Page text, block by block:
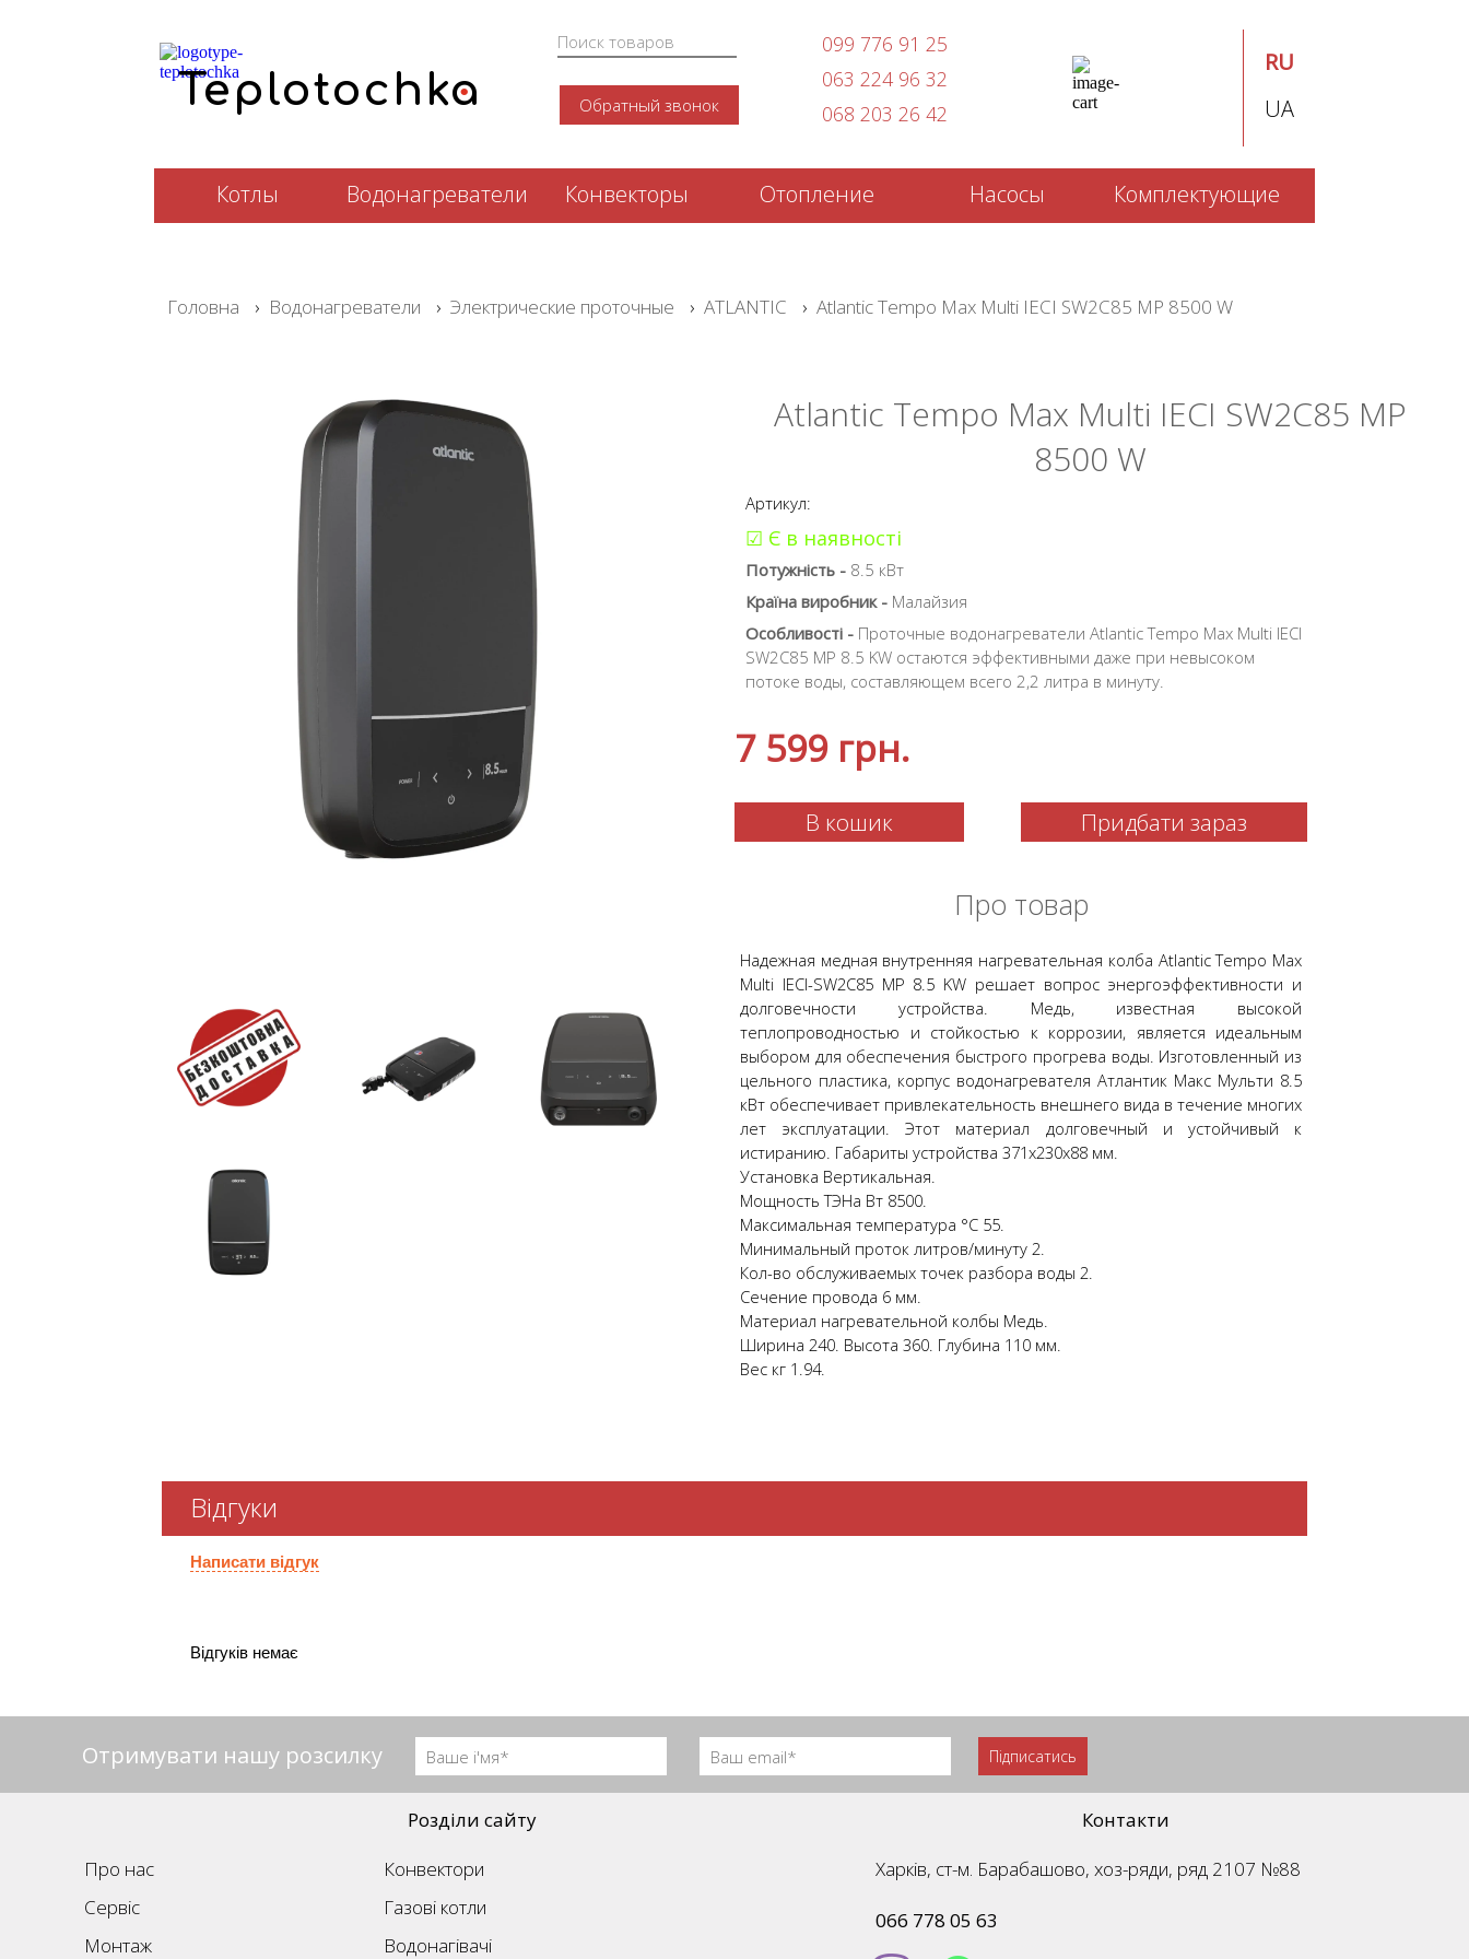
Teplotochka
. Обратный звонок
099 776 91 25
063 224 96 32
068 203 26 42
RU
UA
Котлы Водонагреватели Конвекторы Отопление Насосы Комплектующие
Головна › Водонагреватели › Электрические проточные › ATLANTIC › Atlantic Tempo Max Multi IECI SW2C85 MP 8500 W
Atlantic Tempo Max Multi IECI SW2C85 MP
8500 W
Артикул:
☑ Є в наявності
Потужність - 8.5 кВт
Країна виробник - Малайзия
Особливості - Проточные водонагреватели Atlantic Tempo Max Multi IECI
SW2C85 MP 8.5 KW остаются эффективными даже при невысоком
потоке воды, составляющем всего 2,2 литра в минуту.
7 599грн.
В кошик Придбати зараз
Про товар
Надежная медная внутренняя нагревательная колба Atlantic Tempo Max
Multi IECI-SW2C85 MP 8.5 KW решает вопрос энергоэффективности и
долговечности устройства. Медь, известная высокой
теплопроводностью и стойкостью к коррозии, является идеальным
выбором для обеспечения быстрого прогрева воды. Изготовленный из
цельного пластика, корпус водонагревателя Атлантик Макс Мульти 8.5
кВт обеспечивает привлекательность внешнего вида в течение многих
лет эксплуатации. Этот материал долговечный и устойчивый к
истиранию. Габариты устройства 371x230x88 мм.
Установка Вертикальная.
Мощность ТЭНа Вт 8500.
Максимальная температура °С 55.
Минимальный проток литров/минуту 2.
Кол-во обслуживаемых точек разбора воды 2.
Сечение провода 6 мм.
Материал нагревательной колбы Медь.
Ширина 240. Высота 360. Глубина 110 мм.
Вес кг 1.94.
Відгуки
Написати відгук
Відгуків немає
Отримувати нашу розсилку Підписатись
Розділи сайту
Про нас
Конвектори
Сервіс
Газові котли
Монтаж
Водонагівачі
Контакти
Харків, ст-м. Барабашово, хоз-ряди, ряд 2107 №88
066 778 05 63